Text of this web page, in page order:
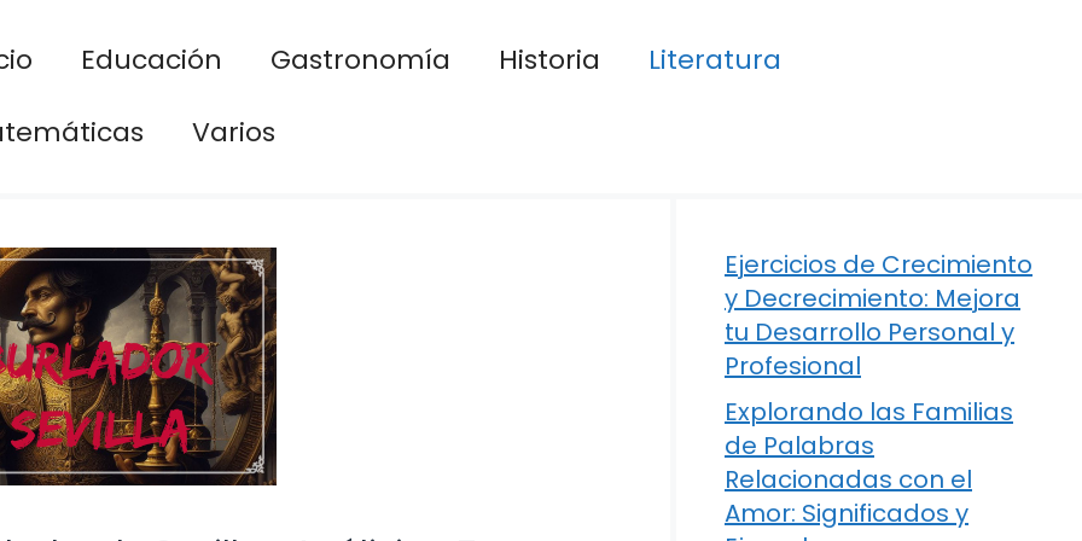
Educación Gastronomía Historia
Literatura
Varios
Ejercicios de Crecimiento
y Decrecimiento: Mejora
tu Desarrollo Personal y
Profesional
Explorando las Familias
de Palabras
Relacionadas con el
Amor: Significados y